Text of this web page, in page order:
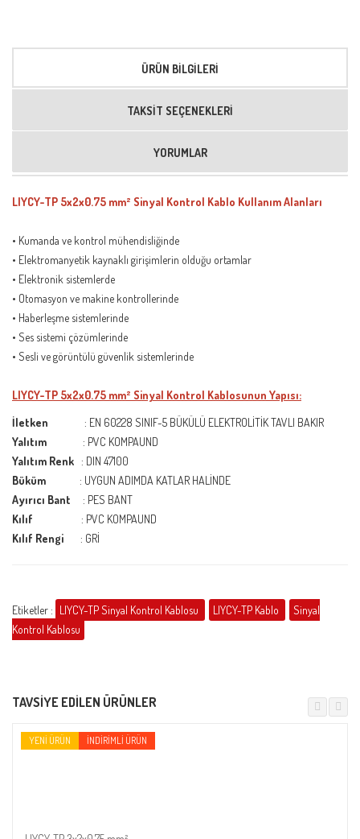
ÜRÜN BILGILERI
TAKSIT SEÇENEKLERI
YORUMLAR
LIYCY-TP 5x2x0.75 mm² Sinyal Kontrol Kablo Kullanım Alanları
• Kumanda ve kontrol mühendisliğinde
• Elektromanyetik kaynaklı girişimlerin olduğu ortamlar
• Elektronik sistemlerde
• Otomasyon ve makine kontrollerinde
• Haberleşme sistemlerinde
• Ses sistemi çözümlerinde
• Sesli ve görüntülü güvenlik sistemlerinde
LIYCY-TP 5x2x0.75 mm² Sinyal Kontrol Kablosunun Yapısı:
İletken
: EN 60228 SINIF-5 BÜKÜLÜ ELEKTROLİTİK TAVLI BAKIR
Yalıtım
: PVC KOMPAUND
Yalıtım Renk : DIN 47100
Büküm
: UYGUN ADIMDA KATLAR HALİNDE
Ayırıcı Bant : PES BANT
Kılıf
: PVC KOMPAUND
Kılıf Rengi
: GRİ
Etiketler : LIYCY-TP Sinyal Kontrol Kablosu LIYCY-TP Kablo
Sinyal
Kontrol Kablosu
TAVSIYE EDILEN ÜRÜNLER
YENI ÜRÜN İNDIRIMLI ÜRÜN